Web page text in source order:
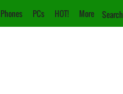
Phones PCs HOT! More Search